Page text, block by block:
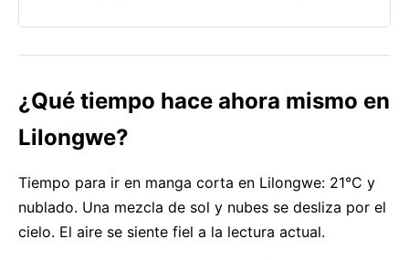
¿Qué tiempo hace ahora mismo en
Lilongwe?
Tiempo para ir en manga corta en Lilongwe: 21°C y
nublado. Una mezcla de sol y nubes se desliza por el
cielo. El aire se siente fiel a la lectura actual.